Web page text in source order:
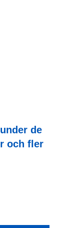
de
och fler